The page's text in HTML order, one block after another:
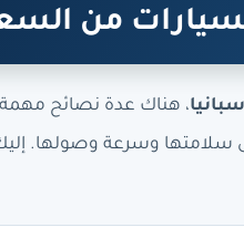
من
، هناك عدة نصائح
وسرعة وصولها.